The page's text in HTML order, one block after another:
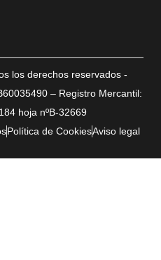
los derechos reservados -
– Registro Mercantil:
hoja nºB-32669
Política de CookiesAviso legal